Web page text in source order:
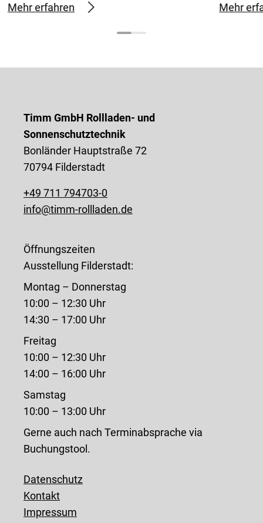
Mehr erfahren Mehr
Timm GmbH Rollladen- und
Sonnenschutztechnik
Bonländer Hauptstraße 72
70794 Filderstadt
+49 711 794703-0
info@timm-rollladen.de
Öffnungszeiten
Ausstellung Filderstadt:
Montag – Donnerstag
10:00 – 12:30 Uhr
14:30 – 17:00 Uhr
Freitag
10:00 – 12:30 Uhr
14:00 – 16:00 Uhr
Samstag
10:00 – 13:00 Uhr
Gerne auch nach Terminabsprache via
Buchungstool.
Datenschutz
Kontakt
Impressum